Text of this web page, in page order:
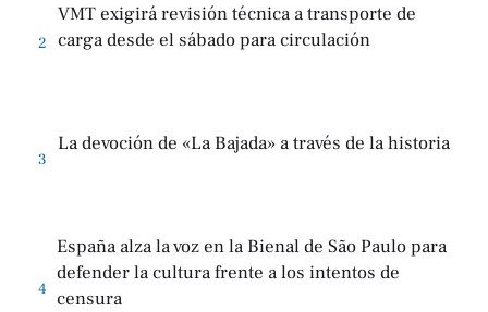
2
VMT exigirá revisión técnica a transporte de
carga desde el sábado para circulación
3
La devoción de «La Bajada» a través de la historia
4
España alza la voz en la Bienal de São Paulo para
defender la cultura frente a los intentos de
censura